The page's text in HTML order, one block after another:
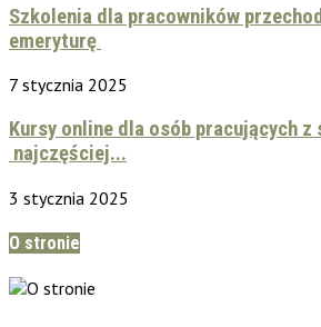
Szkolenia dla pracowników
emeryturę
7 stycznia 2025
Kursy online dla osób pracujących z
najczęściej...
3 stycznia 2025
O stronie